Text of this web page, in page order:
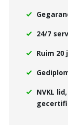
24/7
Ruim
NVKL